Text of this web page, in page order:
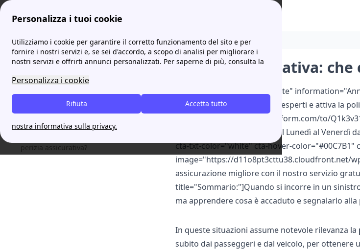
Personalizza i tuoi cookie
Utilizziamo i cookie per garantire il corretto funzionamento del sito e per
fornire i nostri servizi e, se sei d'accordo, a scopo di analisi per migliorare i
nostri servizi e offrirti annunci personalizzati. Per saperne di più, consulta la
Personalizza i cookie
Accetta tutto
Rifiuta
nostra informativa sulla privacy.
prontoassicuratore Perizia Assicurativa: che cos'è e quali sono le norme?
Che cosa si intende per perizia
assicurativa?
Quali sono le norme che regolano la
perizia assicurativa?
perizia assicurativa?
Perizia Assicurativa:
[cta-block-double color="white"
assicurativa! Chiama i nostri esperti e attiva la
link="https://papernest.typeform.com/to/
text="Servizio Papernest - dal Lunedì al Venerdì
cta-txt-color="white" cta-hover-color="#00C7B1"
image="https://d11o8pt3cttu38.cloudfront.net/
assicurazione migliore con il nostro servizio
title="Sommario:"]Quando si incorre in un
ma apprendere cosa è accaduto e segnalarlo
In queste situazioni assume notevole rilevanza la
subito dai passeggeri e dal veicolo, per